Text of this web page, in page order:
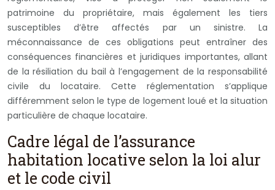
patrimoine du propriétaire, mais également les tiers
susceptibles d’être affectés par un sinistre. La
méconnaissance de ces obligations peut entraîner des
conséquences financières et juridiques importantes, allant
de la résiliation du bail à l’engagement de la responsabilité
civile du locataire. Cette réglementation s’applique
différemment selon le type de logement loué et la situation
particulière de chaque locataire.
Cadre légal de l’assurance
habitation locative selon la loi alur
et le code civil